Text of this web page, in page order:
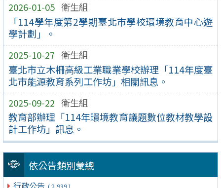
2026-01-05 衛生組
「114學年度第2學期臺北市學校環境教育中心遊
學計劃」。
2025-10-27 衛生組
臺北市立木柵高級工業職業學校辦理「114年度臺
北市能源教育系列工作坊」相關訊息。
2025-09-22 衛生組
教育部辦理「114年環境教育議題數位教材教學設
計工作坊」訊息。
依公告類別彙總
行政公告 ( 2,939 )